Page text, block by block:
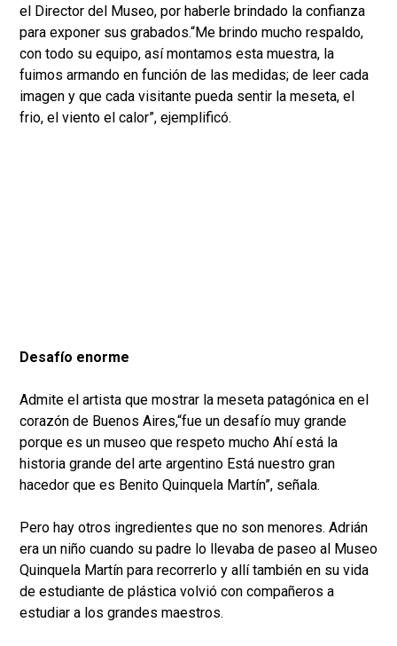
el Director del Museo, por haberle brindado la confianza
para exponer sus grabados.“Me brindo mucho respaldo,
con todo su equipo, así montamos esta muestra, la
fuimos armando en función de las medidas; de leer cada
imagen y que cada visitante pueda sentir la meseta, el
frio, el viento el calor”, ejemplificó.
Desafío enorme
Admite el artista que mostrar la meseta patagónica en el
corazón de Buenos Aires,“fue un desafío muy grande
porque es un museo que respeto mucho Ahí está la
historia grande del arte argentino Está nuestro gran
hacedor que es Benito Quinquela Martín”, señala.
Pero hay otros ingredientes que no son menores. Adrián
era un niño cuando su padre lo llevaba de paseo al Museo
Quinquela Martín para recorrerlo y allí también en su vida
de estudiante de plástica volvió con compañeros a
estudiar a los grandes maestros.